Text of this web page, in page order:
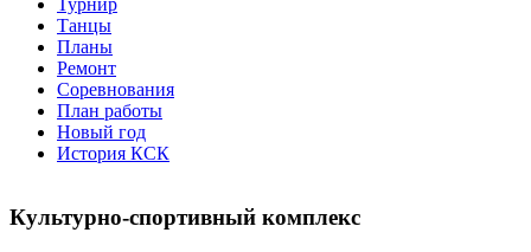
Танцы
Планы
Ремонт
Соревнования
План работы
Новый год
История КСК
Культурно-спортивный комплекс